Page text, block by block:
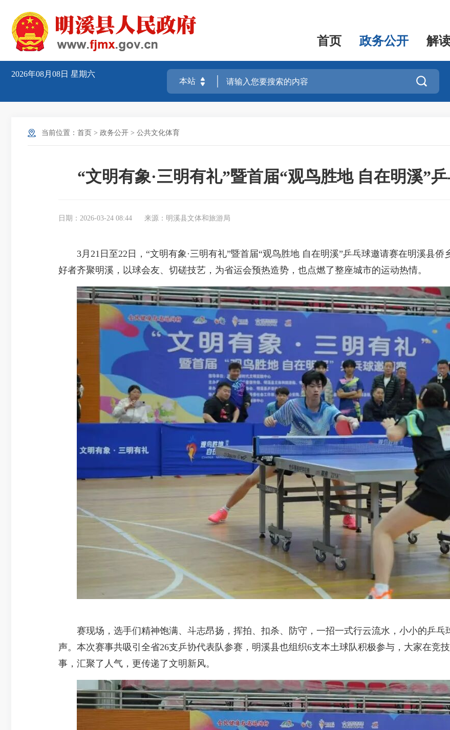
首页 政务公开 解
2026年08月08日 星期六

当前位置： 首页 > 政务公开 > 公共文化体育
“文明有象·三明有礼”暨首届“观鸟胜地 自在明溪”
日期：2026-03-24 08:44 来源：明溪县文体和旅游局
3月21日至22日，“文明有象·三明有礼”暨首届“观鸟胜地 自在明溪”乒乓球邀请赛在明溪县侨
好者齐聚明溪，以球会友、切磋技艺，为省运会预热造势，也点燃了整座城市的运动热情。
赛现场，选手们精神饱满、斗志昂扬，挥拍、扣杀、防守，一招一式行云流水，小小的乒乓
声。本次赛事共吸引全省26支乒协代表队参赛，明溪县也组织6支本土球队积极参与，大家在竞
事，汇聚了人气，更传递了文明新风。